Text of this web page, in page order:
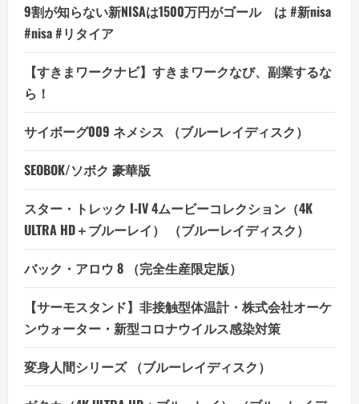
9割が知らない新NISAは1500万円がゴール は #新nisa
#nisa #リタイア
【すきまワークナビ】すきまワークなび、副業するな
ら！
サイボーグ009 ネメシス （ブルーレイディスク）
SEOBOK/ソボク 豪華版
スター・トレック I-IV 4ムービーコレクション（4K
ULTRA HD＋ブルーレイ） （ブルーレイディスク）
バック・アロウ 8 （完全生産限定版）
【サーモスタンド】非接触型体温計・株式会社オーケ
ンウォーター・新型コロナウイルス感染対策
変身人間シリーズ （ブルーレイディスク）